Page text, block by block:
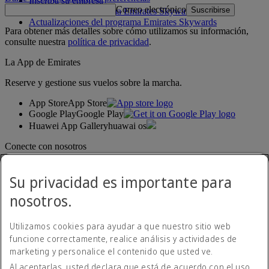
Normativa del programa Emirates Skywards
Actualizaciones del programa Emirates Skywards
Correo electrónico Suscribirse
Para obtener más detalles sobre cómo utilizamos su información,
consulte nuestra política de privacidad.
La App de Emirates
Reserve y gestione sus vuelos sobre la marcha.
App StoreApp Store
Google PlayGoogle Play
Huawei App Galleryhuawai os
Conecte con nosotros
Su privacidad es importante para
nosotros.
Utilizamos cookies para ayudar a que nuestro sitio web
funcione correctamente, realice análisis y actividades de
marketing y personalice el contenido que usted ve.